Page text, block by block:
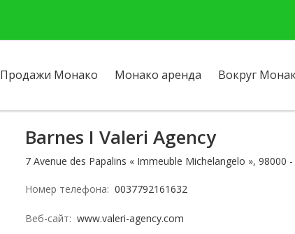
Продажи Монако Монако аренда Вокруг
Barnes I Valeri Agency
7 Avenue des Papalins « Immeuble Michelangelo », 98000
Номер телефона: 0037792161632
Веб-сайт: www.valeri-agency.com